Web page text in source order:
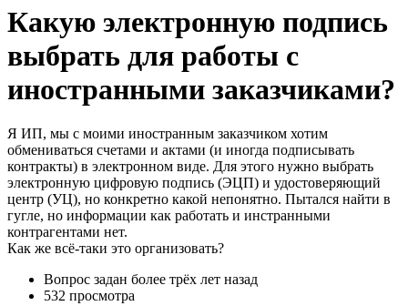
Какую электронную подпись
выбрать для работы с
иностранными заказчиками?
Я ИП, мы с моими иностранным заказчиком хотим
обмениваться счетами и актами (и иногда подписывать
контракты) в электронном виде. Для этого нужно выбрать
электронную цифровую подпись (ЭЦП) и удостоверяющий
центр (УЦ), но конкретно какой непонятно. Пытался найти в
гугле, но информации как работать и инстранными
контрагентами нет.
Как же всё-таки это организовать?
Вопрос задан более трёх лет назад
532 просмотра